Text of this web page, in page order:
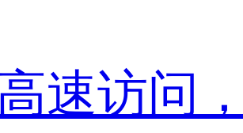
速访问